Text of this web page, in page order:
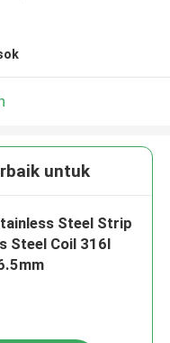
untuk
Steel Strip
Steel Coil 316l